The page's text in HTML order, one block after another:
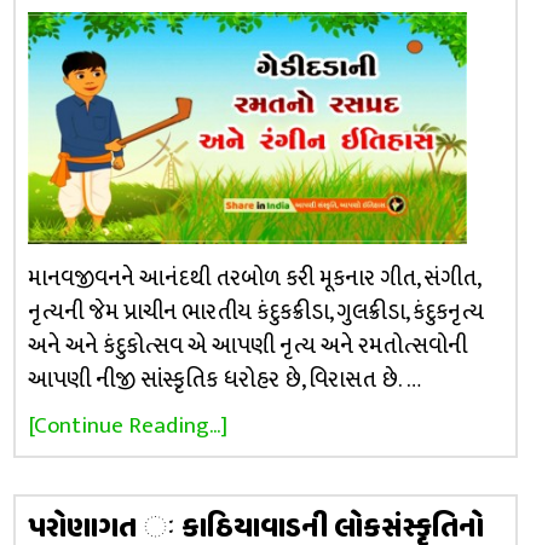
માનવજીવનને આનંદથી તરબોળ કરી મૂકનાર ગીત, સંગીત,
નૃત્યની જેમ પ્રાચીન ભારતીય કંદુકક્રીડા, ગુલક્રીડા, કંદુકનૃત્ય
અને અને કંદુકોત્સવ એ આપણી નૃત્ય અને રમતોત્સવોની
આપણી નીજી સાંસ્કૃતિક ધરોહર છે, વિરાસત છે. …
[Continue Reading...]
પરોણાગત ઃ કાઠિયાવાડની લોકસંસ્કૃતિનો